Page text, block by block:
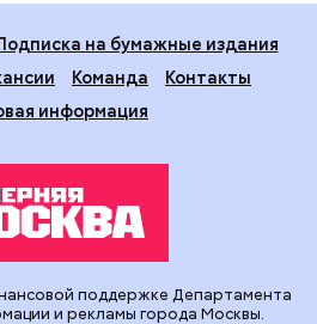
на бумажные издания
Команда
Контакты
информация
поддержке Департамента
и рекламы города Москвы.